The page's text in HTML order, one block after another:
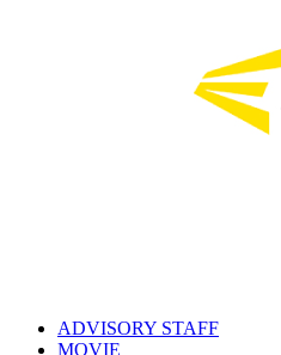
ADVISORY STAFF
MOVIE